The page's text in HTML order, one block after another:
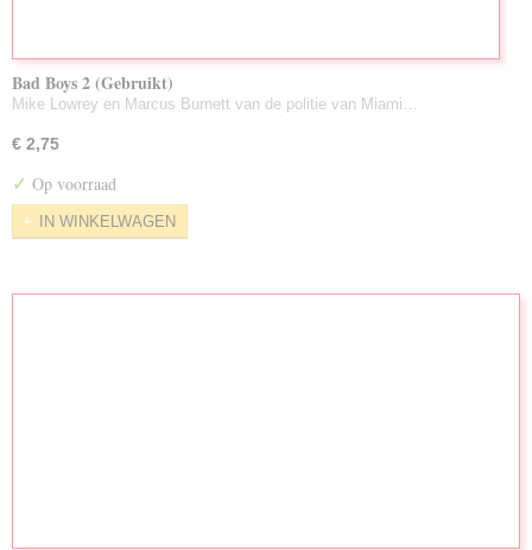
Bad Boys 2 (Gebruikt)
Mike Lowrey en Marcus Burnett van de politie van Miami…
€ 2,75
✓ Op voorraad
IN WINKELWAGEN